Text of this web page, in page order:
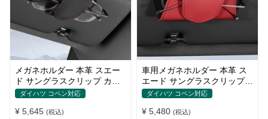
メガネホルダー 本革 スエー
ド サングラスクリップ カー
サンバイザー 用 カード収納
ダイハツ コペン対応
¥ 5,645 (税込)
車用メガネホルダー 本革 ス
エード サングラスクリップ
サングラスケース 便利グッズ
簡単
ダイハツ コペン対応
¥ 5,480 (税込)